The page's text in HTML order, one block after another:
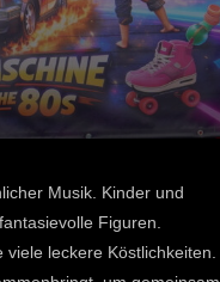
Musik. Kinder und
Figuren.
leckere Köstlichkeiten.